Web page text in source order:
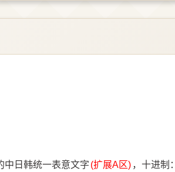
中日韩统一表意文字 (扩展A区) ，十进制：